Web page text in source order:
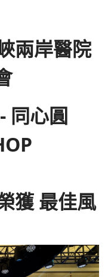
兩岸醫院
同心圓
獲 最佳風